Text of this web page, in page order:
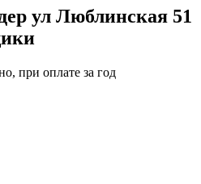
ул Люблинская 51
при оплате за год